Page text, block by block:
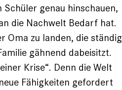
genau hinschauen,
die Nachwelt Bedarf hat.
Oma zu landen, die ständig
gähnend dabeisitzt.
Krise“. Denn die Welt
Fähigkeiten gefordert